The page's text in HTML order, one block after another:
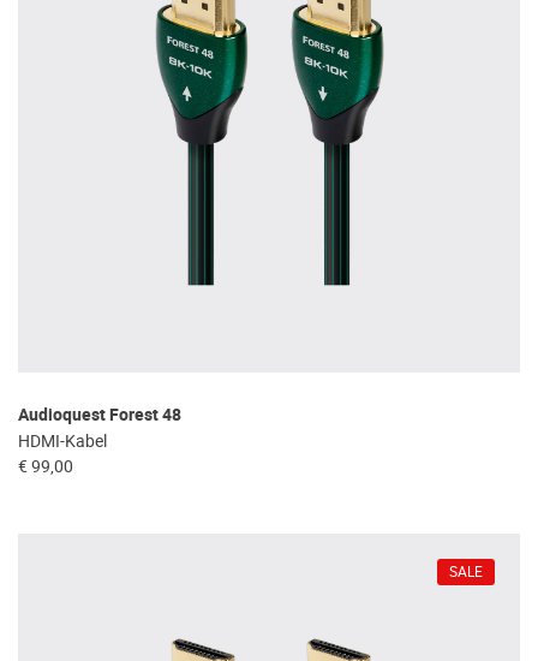
Audioquest Forest 48
HDMI-Kabel
€ 99,00
SALE